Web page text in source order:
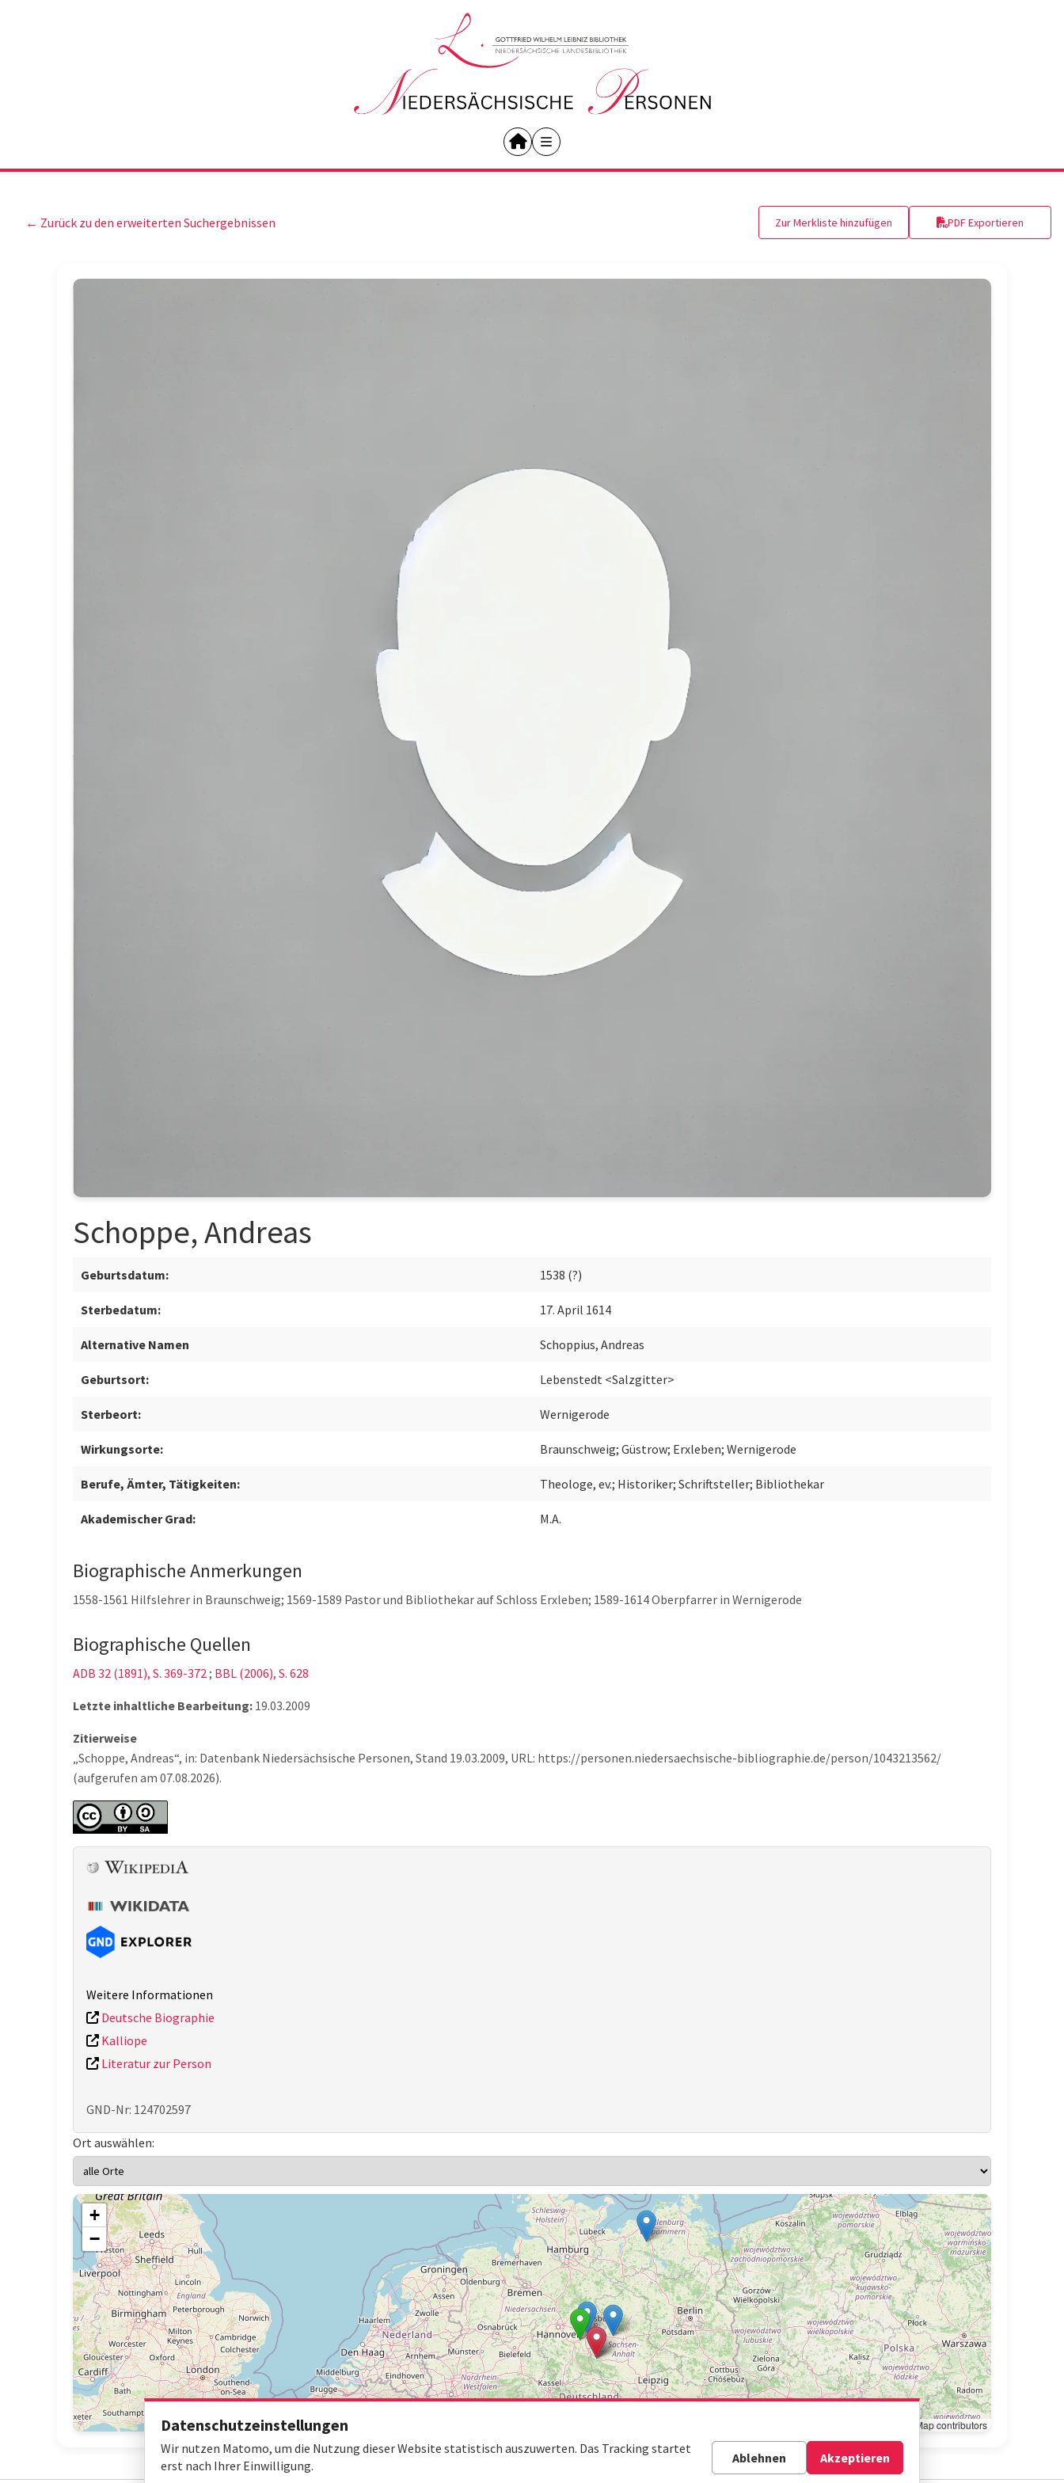
← Zurück zu den erweiterten Suchergebnissen Zur Merkliste hinzufügen PDF Exportieren
Schoppe, Andreas
Geburtsdatum: 1538 (?)
Sterbedatum: 17. April 1614
Alternative Namen Schoppius, Andreas
Geburtsort: Lebenstedt <Salzgitter>
Sterbeort: Wernigerode
Wirkungsorte: Braunschweig; Güstrow; Erxleben; Wernigerode
Berufe, Ämter, Tätigkeiten: Theologe, ev.; Historiker; Schriftsteller; Bibliothekar
Akademischer Grad: M.A.
Biographische Anmerkungen
1558-1561 Hilfslehrer in Braunschweig; 1569-1589 Pastor und Bibliothekar auf Schloss Erxleben; 1589-1614 Oberpfarrer in Wernigerode
Biographische Quellen
ADB 32 (1891), S. 369-372; BBL (2006), S. 628
Letzte inhaltliche Bearbeitung: 19.03.2009
Zitierweise
„Schoppe, Andreas“, in: Datenbank Niedersächsische Personen, Stand 19.03.2009, URL: https://personen.niedersaechsische-bibliographie.de/person/1043213562/
(aufgerufen am 07.08.2026).
Weitere Informationen
Deutsche Biographie
Kalliope
Literatur zur Person
GND-Nr: 124702597
Ort auswählen:
+
−
© OpenStreetMap contributors
Datenschutzeinstellungen
Wir nutzen Matomo, um die Nutzung dieser Website statistisch auszuwerten. Das Tracking startet
erst nach Ihrer Einwilligung.
Ablehnen Akzeptieren